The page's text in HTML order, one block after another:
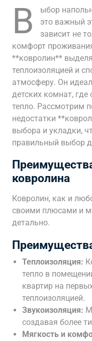
В
ыбор
это важный
зависит не
комфорт
**ковролин**
теплоизоляцией и
атмосферу. Он
детских комнат,
тепло. Рассмотрим
недостатки
выбора и укладки,
правильный выбор
ковролина
Ковролин, как и
своими плюсами и
детально.
Теплоизоляция:
тепло в
квартир на
теплоизоляцией.
Звукоизоляция:
создавая более
Мягкость и